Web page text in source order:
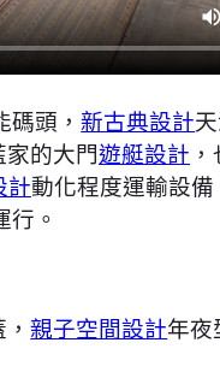
碼頭，新古典設計
的大門遊艇設計
計動化程度運輸設
。
，親子空間設計年夜